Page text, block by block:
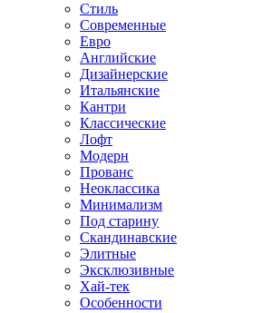
Стиль
Современные
Евро
Английские
Дизайнерские
Итальянские
Кантри
Классические
Лофт
Модерн
Прованс
Неоклассика
Минимализм
Под старину
Скандинавские
Элитные
Эксклюзивные
Хай-тек
Особенности